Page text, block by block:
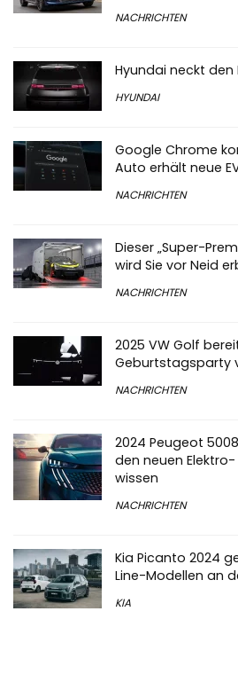
NACHRICHTEN
Hyundai neckt den
HYUNDAI
Google Chrome
Auto erhält neue
NACHRICHTEN
Dieser „Super-
wird Sie vor Neid
NACHRICHTEN
2025 VW Golf
Geburtstagsparty
NACHRICHTEN
2024 Peugeot
den neuen
wissen
NACHRICHTEN
Kia Picanto 2024
Line-Modellen an
KIA